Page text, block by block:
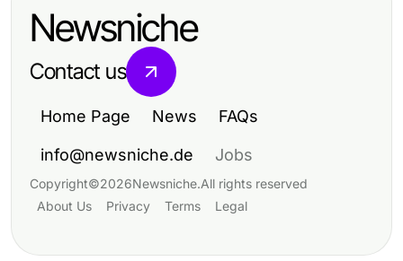
Newsniche
Contact us
Home Page News FAQs
info@newsniche.de Jobs
Copyright©2026Newsniche.All rights reserved
About Us
Privacy Terms Legal